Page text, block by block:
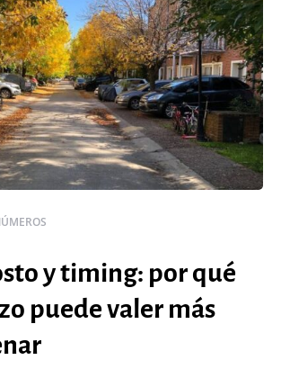
y timing: por qué
puede valer más